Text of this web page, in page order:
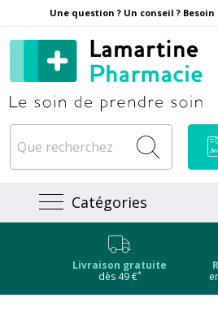
Une question ? Un conseil ? Besoin
Catégories
Livraison gratuite
dès 49 €*